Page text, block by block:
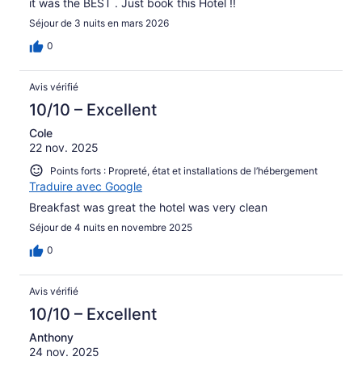
Séjour de 3 nuits en mars 2026
0
Avis vérifié
10/10 – Excellent
Cole
22 nov. 2025
Points forts : Propreté, état et installations de l’hébergement
Traduire avec Google
Breakfast was great the hotel was very clean
Séjour de 4 nuits en novembre 2025
0
Avis vérifié
10/10 – Excellent
Anthony
24 nov. 2025